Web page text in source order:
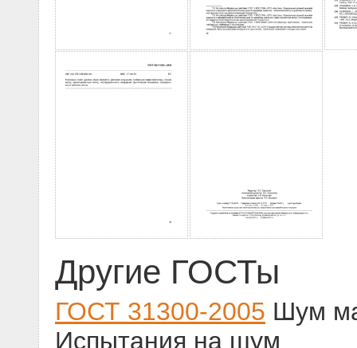
Другие ГОСТы
ГОСТ 31300-2005 Шум
Испытания на шум